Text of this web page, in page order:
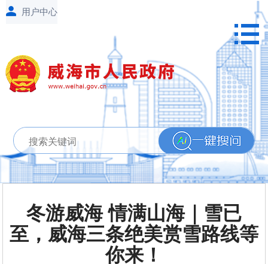
冬游威海 情满山海｜雪已
至，威海三条绝美赏雪路线等
你来！